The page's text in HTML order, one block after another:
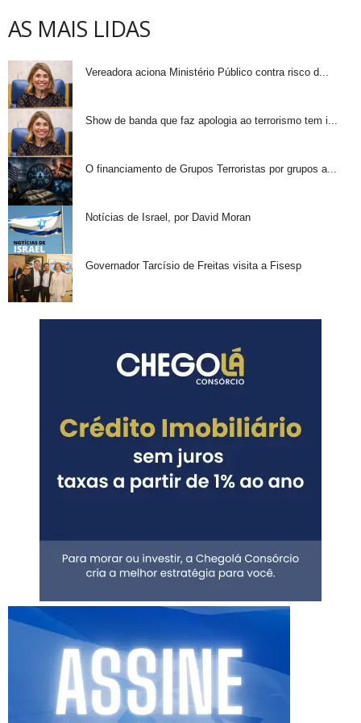
AS MAIS LIDAS
Vereadora aciona Ministério Público contra risco d...
Show de banda que faz apologia ao terrorismo tem i...
O financiamento de Grupos Terroristas por grupos a...
Notícias de Israel, por David Moran
Governador Tarcísio de Freitas visita a Fisesp